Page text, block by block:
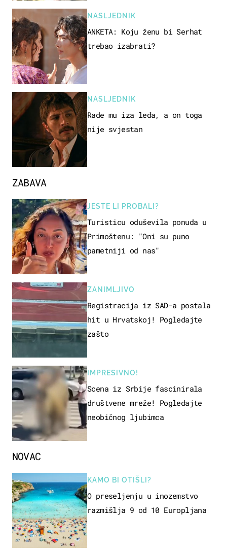
ZABAVA
JESTE LI PROBALI?
Turisticu oduševila ponuda u
Primoštenu: "Oni su puno
pametniji od nas"
ZANIMLJIVO
Registracija iz SAD-a postala
hit u Hrvatskoj! Pogledajte
zašto
IMPRESIVNO!
Scena iz Srbije fascinirala
društvene mreže! Pogledajte
neobičnog ljubimca
NASLJEDNIK
ANKETA: Koju ženu bi Serhat
trebao izabrati?
NASLJEDNIK
Rade mu iza leđa, a on toga
nije svjestan
NOVAC
KAMO BI OTIŠLI?
O preseljenju u inozemstvo
razmišlja 9 od 10 Europljana